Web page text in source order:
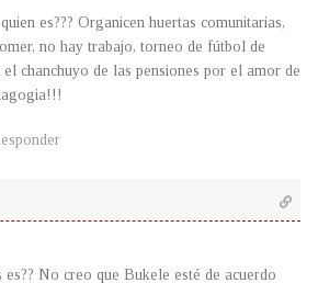
es??? Organicen huertas comunitarias,
no hay trabajo, torneo de fútbol de
chanchuyo de las pensiones por el amor de
es?? No creo que Bukele esté de acuerdo